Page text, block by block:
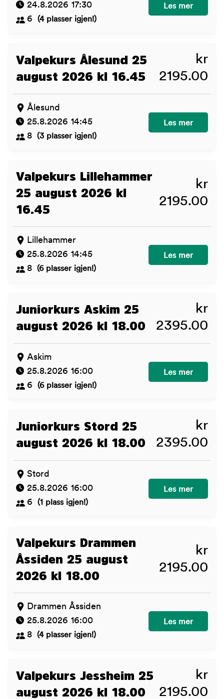
24.8.2026 17:30
6
(4 plasser igjen!)
Juniorkurs
Les mer
Valpekurs Ålesund 25
august 2026 kl 16.45
kr
2195.00
Ålesund
25.8.2026 14:45
8
(3 plasser igjen!)
Valpekurs
Les mer
Valpekurs Lillehammer
25 august 2026 kl
16.45
kr
2195.00
Lillehammer
25.8.2026 14:45
8
(6 plasser igjen!)
Valpekurs
Les mer
Juniorkurs Askim 25
august 2026 kl 18.00
kr
2395.00
Askim
25.8.2026 16:00
6
(6 plasser igjen!)
Juniorkurs
Les mer
Juniorkurs Stord 25
august 2026 kl 18.00
kr
2395.00
Stord
25.8.2026 16:00
6
(1 plass igjen!)
Juniorkurs
Les mer
Valpekurs Drammen
Åssiden 25 august
2026 kl 18.00
kr
2195.00
Drammen Åssiden
25.8.2026 16:00
8
(4 plasser igjen!)
Valpekurs
Les mer
Valpekurs Jessheim 25
august 2026 kl 18.00
kr
2195.00